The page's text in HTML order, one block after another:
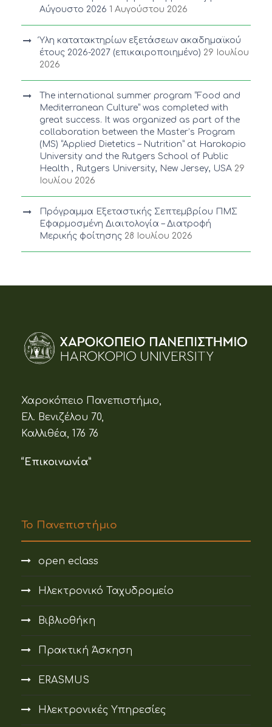
Αύγουστο 2026 1 Αυγούστου 2026
Ύλη κατατακτηρίων εξετάσεων ακαδημαϊκού
έτους 2026-2027 (επικαιροποιημένο) 29 Ιουλίου
2026
The international summer program “Food and
Mediterranean Culture” was completed with
great success. It was organized as part of the
collaboration between the Master’s Program
(MS) “Applied Dietetics – Nutrition” at Harokopio
University and the Rutgers School of Public
Health , Rutgers University, New Jersey, USA 29
Ιουλίου 2026
Πρόγραμμα Εξεταστικής Σεπτεμβρίου ΠΜΣ
Εφαρμοσμένη Διαιτολογία – Διατροφή
Μερικής φοίτησης 28 Ιουλίου 2026
Χαροκόπειο Πανεπιστήμιο,
Ελ. Βενιζέλου 70,
Καλλιθέα, 176 76
“Επικοινωνία”
Το Πανεπιστήμιο
open eclass
Ηλεκτρονικό Ταχυδρομείο
Βιβλιοθήκη
Πρακτική Άσκηση
ERASMUS
Ηλεκτρονικές Υπηρεσίες